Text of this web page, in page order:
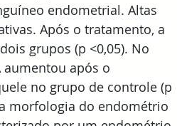
endometrial. Altas
Após o tratamento, a
grupos (p <0,05). No
após o
no grupo de controle (p
morfologia do endométrio